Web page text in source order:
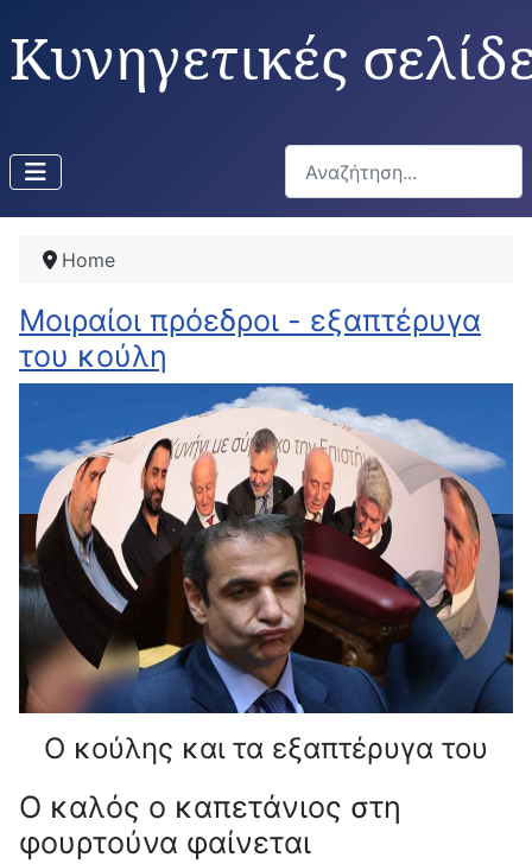
Κυνηγετικές
Αναζήτηση...
Home
Mοιραίοι πρόεδροι - εξαπτέρυγα
του κούλη
Ο κούλης και τα εξαπτέρυγα του
Ο καλός ο καπετάνιος στη
φουρτούνα φαίνεται